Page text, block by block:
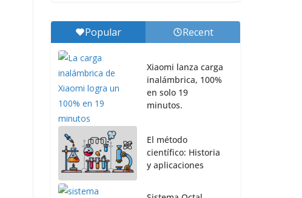
Popular Recent
Xiaomi lanza carga
inalámbrica, 100%
en solo 19
minutos.
El método
científico: Historia
y aplicaciones